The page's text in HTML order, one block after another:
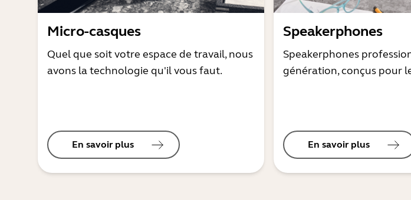
Micro-casques
Quel que soit votre espace de travail, nous
avons la technologie qu'il vous faut.
En savoir plus
Speakerphones
Speakerphones
génération, conçus pour
En savoir plus